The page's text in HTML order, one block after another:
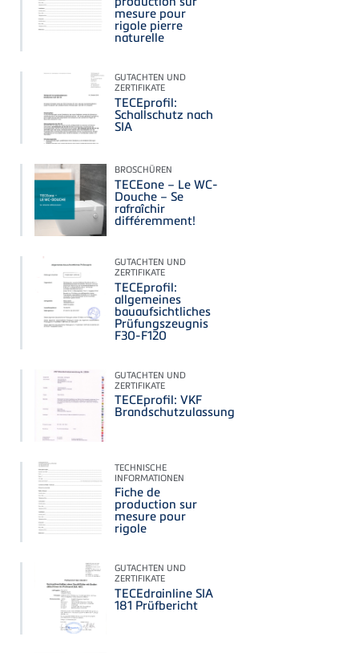
mesure pour
rigole pierre
naturelle
GUTACHTEN UND
ZERTIFIKATE
TECEprofil:
Schallschutz nach
SIA
BROSCHÜREN
TECEone – Le WC-
Douche – Se
rafraîchir
différemment!
GUTACHTEN UND
ZERTIFIKATE
TECEprofil:
allgemeines
bauaufsichtliches
Prüfungszeugnis
F30-F120
GUTACHTEN UND
ZERTIFIKATE
TECEprofil: VKF
Brandschutzulassung
TECHNISCHE
INFORMATIONEN
Fiche de
production sur
mesure pour
rigole
GUTACHTEN UND
ZERTIFIKATE
TECEdrainline SIA
181 Prüfbericht